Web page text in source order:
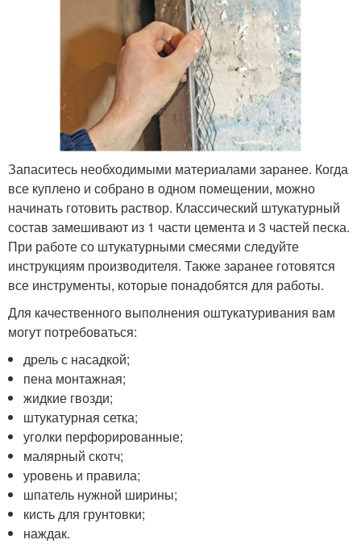
Запаситесь необходимыми материалами заранее. Когда
все куплено и собрано в одном помещении, можно
начинать готовить раствор. Классический штукатурный
состав замешивают из 1 части цемента и 3 частей песка.
При работе со штукатурными смесями следуйте
инструкциям производителя. Также заранее готовятся
все инструменты, которые понадобятся для работы.
Для качественного выполнения оштукатуривания вам
могут потребоваться:
дрель с насадкой;
пена монтажная;
жидкие гвозди;
штукатурная сетка;
уголки перфорированные;
малярный скотч;
уровень и правила;
шпатель нужной ширины;
кисть для грунтовки;
наждак.